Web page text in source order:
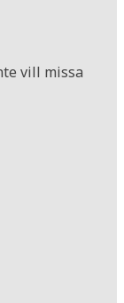
vill missa